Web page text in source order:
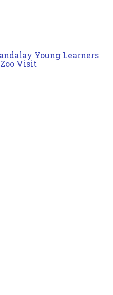
Young Learners
Zoo Visit